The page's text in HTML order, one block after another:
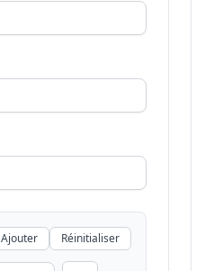
Ajouter Réinitialiser